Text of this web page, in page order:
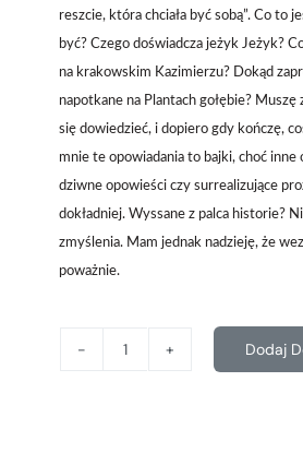
reszcie, która chciała być sobą”. Co to
być? Czego doświadcza jeżyk Jeżyk?
na krakowskim Kazimierzu? Dokąd
napotkane na Plantach gołębie? Muszę
się dowiedzieć, i dopiero gdy kończę,
mnie te opowiadania to bajki, choć inne
dziwne opowieści czy surrealizujące
dokładniej. Wyssane z palca historie?
zmyślenia. Mam jednak nadzieję, że
poważnie.
ilość
Dodaj